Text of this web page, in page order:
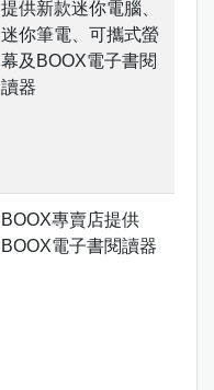
提供新款迷你電腦、
迷你筆電、可攜式螢
幕及BOOX電子書閱
讀器
BOOX專賣店提供
BOOX電子書閱讀器